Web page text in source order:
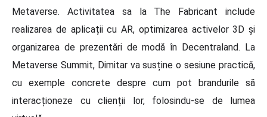
Metaverse. Activitatea sa la The Fabricant include
realizarea de aplicații cu AR, optimizarea activelor 3D și
organizarea de prezentări de modă în Decentraland. La
Metaverse Summit, Dimitar va susține o sesiune practică,
cu exemple concrete despre cum pot brandurile să
interacționeze cu clienții lor, folosindu-se de lumea